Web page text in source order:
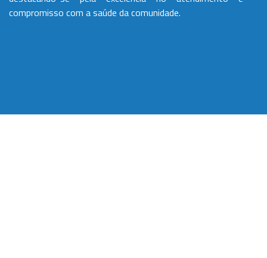
compromisso com a saúde da comunidade.